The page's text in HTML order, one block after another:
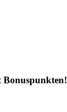
Bonuspunkten!